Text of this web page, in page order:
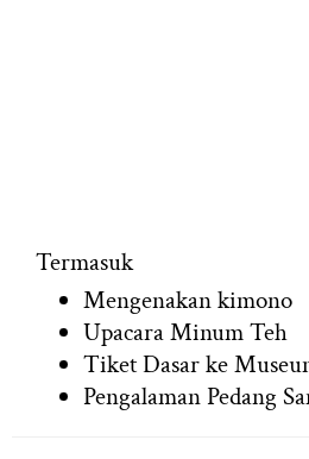
Termasuk
Mengenakan kimono
Upacara Minum Teh
Tiket Dasar ke
Pengalaman Pedang